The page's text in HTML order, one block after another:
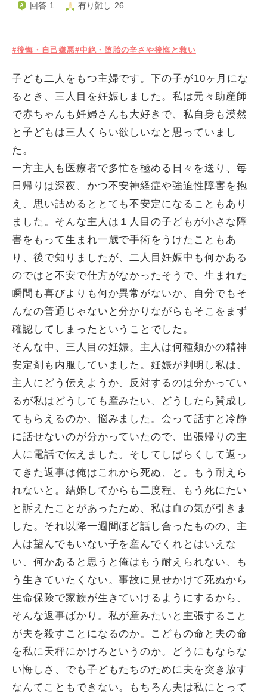
回答 1 有り難し 26
#後悔・自己嫌悪#中絶・堕胎の辛さや後悔と救い
子ども二人をもつ主婦です。下の子が10ヶ月にな
るとき、三人目を妊娠しました。私は元々助産師
で赤ちゃんも妊婦さんも大好きで、私自身も漠然
と子どもは三人くらい欲しいなと思っていまし
た。
一方主人も医療者で多忙を極める日々を送り、毎
日帰りは深夜、かつ不安神経症や強迫性障害を抱
え、思い詰めるととても不安定になることもあり
ました。そんな主人は１人目の子どもが小さな障
害をもって生まれ一歳で手術をうけたこともあ
り、後で知りましたが、二人目妊娠中も何かある
のではと不安で仕方がなかったそうで、生まれた
瞬間も喜びよりも何か異常がないか、自分でもそ
んなの普通じゃないと分かりながらもそこをまず
確認してしまったということでした。
そんな中、三人目の妊娠。主人は何種類かの精神
安定剤も内服していました。妊娠が判明し私は、
主人にどう伝えようか、反対するのは分かってい
るが私はどうしても産みたい、どうしたら賛成し
てもらえるのか、悩みました。会って話すと冷静
に話せないのが分かっていたので、出張帰りの主
人に電話で伝えました。そしてしばらくして返っ
てきた返事は俺はこれから死ぬ、と。もう耐えら
れないと。結婚してからも二度程、もう死にたい
と訴えたことがあったため、私は血の気が引きま
した。それ以降一週間ほど話し合ったものの、主
人は望んでもいない子を産んでくれとはいえな
い、何かあると思うと俺はもう耐えられない、も
う生きていたくない。事故に見せかけて死ぬから
生命保険で家族が生きていけるようにするから、
そんな返事ばかり。私が産みたいと主張すること
が夫を殺すことになるのか。こどもの命と夫の命
を私に天秤にかけろというのか。どうにもならな
い悔しさ、でも子どもたちのために夫を突き放す
なんてこともできない。もちろん夫は私にとって